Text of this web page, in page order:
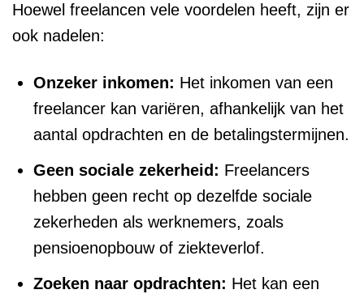
Hoewel freelancen vele voordelen heeft, zijn er
ook nadelen:
Onzeker inkomen: Het inkomen van een
freelancer kan variëren, afhankelijk van het
aantal opdrachten en de betalingstermijnen.
Geen sociale zekerheid: Freelancers
hebben geen recht op dezelfde sociale
zekerheden als werknemers, zoals
pensioenopbouw of ziekteverlof.
Zoeken naar opdrachten: Het kan een